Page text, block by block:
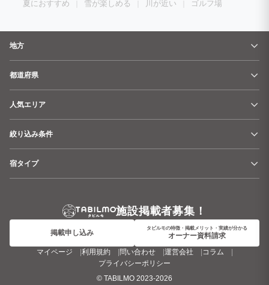
夏におすすめ
雪が楽しめる 川が近い ゴルフ場
地方
都道府県
人気エリア
絞り込み条件
宿タイプ
施設掲載者募集！
掲載申し込み
タビルモの特徴・掲載メリット・実績が分かる
オーナー資料請求
マイページ
利用規約 問い合わせ 運営会社
コラム
プライバシーポリシー
© TABILMO 2023-2026